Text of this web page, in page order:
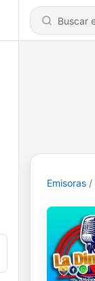
Emisoras